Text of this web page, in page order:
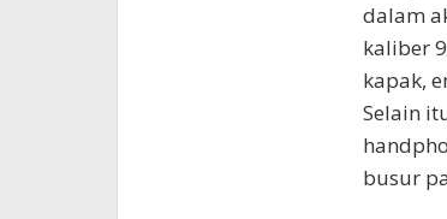
dalam
kaliber
kapak,
Selain
busur